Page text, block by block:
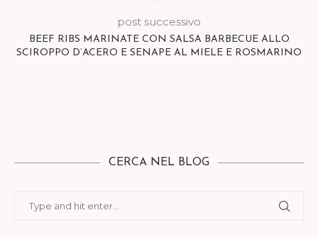
post successivo
BEEF RIBS MARINATE CON SALSA BARBECUE ALLO
SCIROPPO D’ACERO E SENAPE AL MIELE E ROSMARINO
CERCA NEL BLOG